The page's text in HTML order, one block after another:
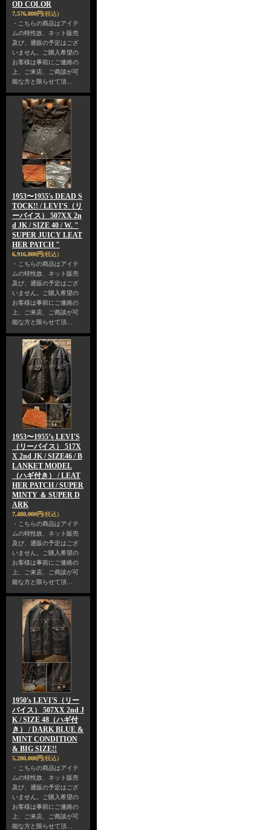
OD COLOR
7,576,800円(税込)
・こちらの商品はアイテ
ムの特性故、ネット販売
及び、通販の予定はござ
いません。ご購入希望の
お客様は事前にご連絡の
上、ご来店、ご商談が可
能な方と限らせて頂…
1953〜1955's DEAD S
TOCK!! / LEVI'S（リ
ーバイス） 507XX 2n
d JK / SIZE 40 / W. "
SUPER JUICY LEAT
HER PATCH "
6,916,800円(税込)
・こちらの商品はアイテ
ムの特性故、ネット販売
及び、通販の予定はござ
いません。ご購入希望の
お客様は事前にご連絡の
上、ご来店、ご商談が可
能な方と限らせて頂…
1953〜1955’s LEVI'S
（リーバイス） 517X
X 2nd JK / SIZE46 / B
LANKET MODEL
（ハギ付き） / LEAT
HER PATCH / SUPER
MINTY ＆ SUPER D
ARK
7,480,000円(税込)
・こちらの商品はアイテ
ムの特性故、ネット販売
及び、通販の予定はござ
いません。ご購入希望の
お客様は事前にご連絡の
上、ご来店、ご商談が可
能な方と限らせて頂…
1950's LEVI'S（リー
バイス） 507XX 2nd J
K / SIZE 48（ハギ付
き） / DARK BLUE &
MINT CONDITION
& BIG SIZE!!
5,280,000円(税込)
・こちらの商品はアイテ
ムの特性故、ネット販売
及び、通販の予定はござ
いません。ご購入希望の
お客様は事前にご連絡の
上、ご来店、ご商談が可
能な方と限らせて頂…